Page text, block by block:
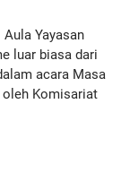
Yayasan
luar biasa dari
acara Masa
oleh Komisariat